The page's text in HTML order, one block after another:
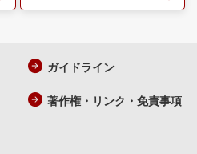
ガイドライン
著作権・リンク・免責事項